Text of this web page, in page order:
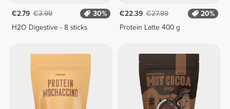
€2.79 €3.99
30%
H2O Digestive - 8 sticks
€22.39 €27.99
20%
Protein Latte 400 g